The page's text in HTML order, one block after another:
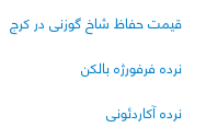
قیمت حفاظ شاخ گوزنی در کرج
نرده فرفورژه بالکن
نرده آکاردئونی